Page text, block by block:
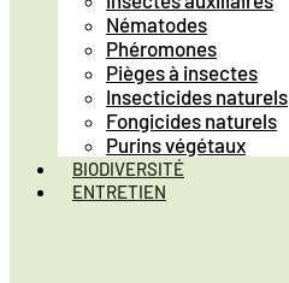
Nématodes
Phéromones
Pièges à insectes
Insecticides naturels
Fongicides naturels
Purins végétaux
BIODIVERSITÉ
ENTRETIEN